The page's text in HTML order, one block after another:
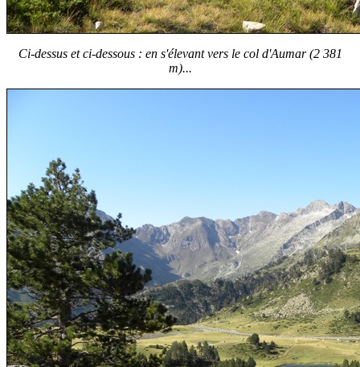
Ci-dessus et ci-dessous : en s'élevant vers le col d'Aumar (2 381
m)...